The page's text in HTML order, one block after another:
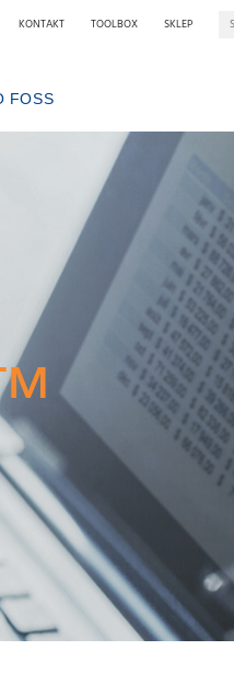
KONTAKT TOOLBOX SKLEP
PRACĘ W FOSS?
FOSS
ZRÓWNOWAŻONY ROZWÓJ
NAGRODY IM. NILSA FOSSA
WYSTAWY I SEMINARIA
WIADOMOŚCI
W PRASIE
DLACZEGO FOSS?
WARUNKI I ZASADY